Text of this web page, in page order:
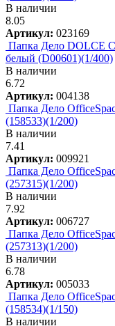
В наличии
8.05
Артикул: 023169
Папка Дело DOLCE
белый (D00601)(1/400)
В наличии
6.72
Артикул: 004138
Папка Дело
(158533)(1/200)
В наличии
7.41
Артикул: 009921
Папка Дело
(257315)(1/200)
В наличии
7.92
Артикул: 006727
Папка Дело
(257313)(1/200)
В наличии
6.78
Артикул: 005033
Папка Дело
(158534)(1/150)
В наличии